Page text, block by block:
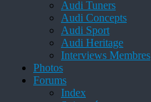
Audi Tuners
Audi Concepts
Audi Sport
Audi Heritage
Interviews Membres
Photos
Forums
Index